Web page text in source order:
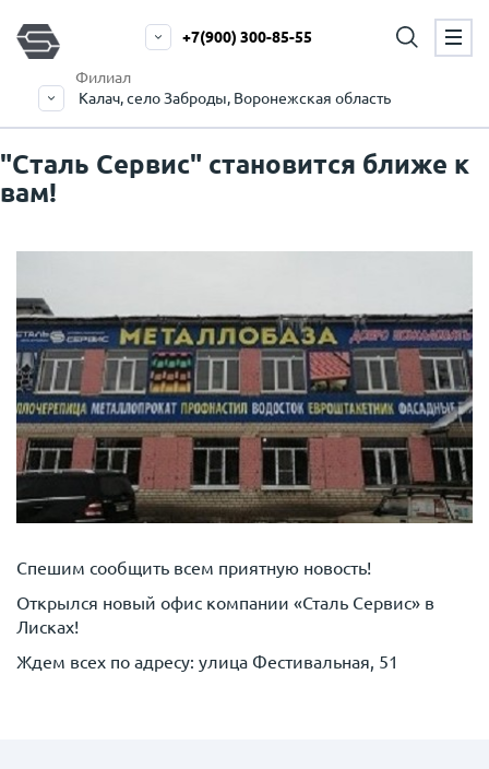
Филиал
Калач, село Заброды, Воронежская область
+7(900) 300-85-55
"Сталь Сервис" становится ближе к
вам!
Спешим сообщить всем приятную новость!
Открылся новый офис компании «Сталь Сервис» в
Лисках!
Ждем всех по адресу: улица Фестивальная, 51